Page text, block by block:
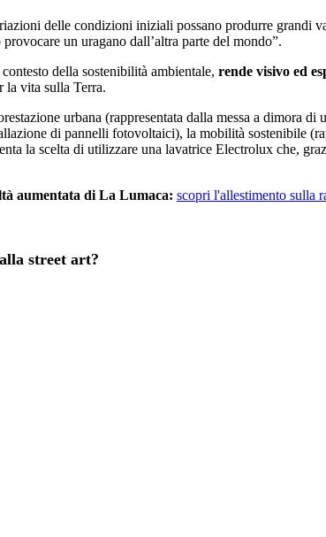
delle condizioni iniziali possano produrre grandi
un uragano dall’altra parte del mondo”.
della sostenibilità ambientale, rende visivo ed
la vita sulla Terra.
urbana (rappresentata dalla messa a dimora
di pannelli fotovoltaici), la mobilità sostenibile
la scelta di utilizzare una lavatrice Electrolux che,
aumentata di La Lumaca: scopri l'allestimento sulla
street art?